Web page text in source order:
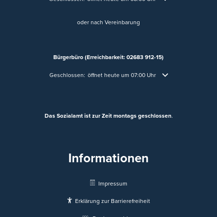
oder nach Vereinbarung
Bürgerbüro (Erreichbarkeit: 02683 912-15)
Klicken, um weitere Öffnungs- oder Schließzeiten auszublenden
Geschlossen: öffnet heute um 07:00 Uhr
Das Sozialamt ist zur Zeit montags geschlossen.
Informationen
Impressum
Erklärung zur Barrierefreiheit